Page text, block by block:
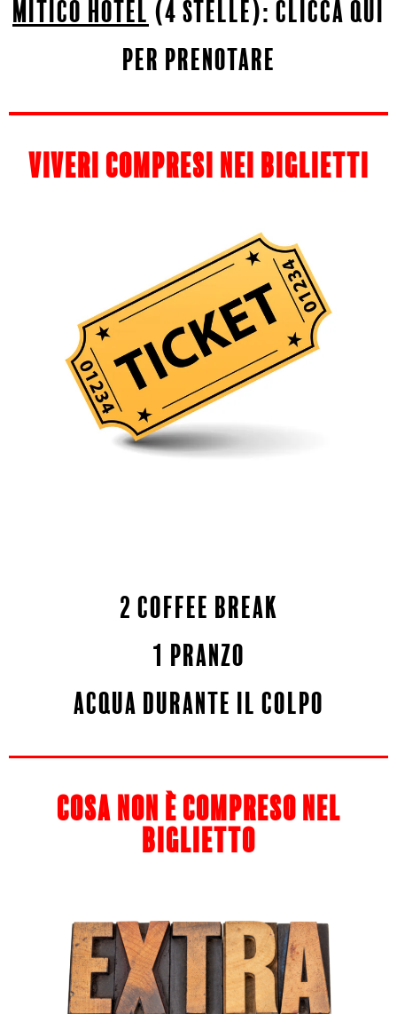
mitico hotel (4 stelle): clicca qui
per prenotare
viveri compresi nei biglietti
2 coffee break
1 pranzo
acqua durante il colpo
cosa non è compreso nel
biglietto